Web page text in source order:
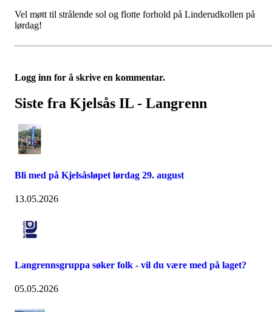
Vel møtt til strålende sol og flotte forhold på Linderudkollen på
lørdag!
Logg inn for å skrive en kommentar.
Siste fra Kjelsås IL - Langrenn
Bli med på Kjelsåsløpet lørdag 29. august
13.05.2026
Langrennsgruppa søker folk - vil du være med på laget?
05.05.2026